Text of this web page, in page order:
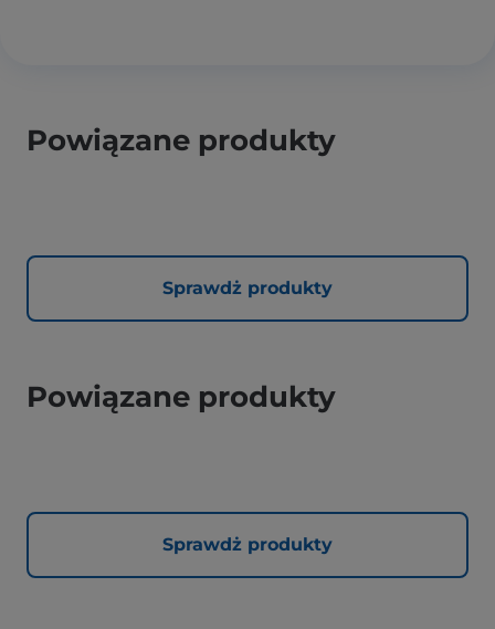
Powiązane produkty
Sprawdż produkty
Powiązane produkty
Sprawdż produkty